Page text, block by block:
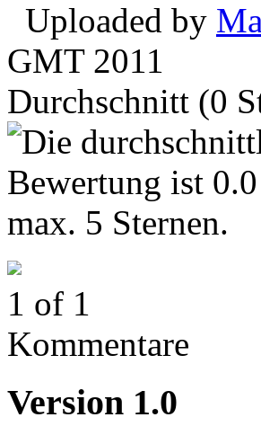
Uploaded by
GMT 2011
Durchschnitt (0
1 of 1
Kommentare
Version 1.0